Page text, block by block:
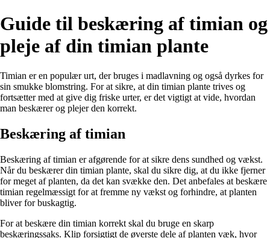
Guide til beskæring af timian og
pleje af din timian plante
Timian er en populær urt, der bruges i madlavning og også dyrkes for
sin smukke blomstring. For at sikre, at din timian plante trives og
fortsætter med at give dig friske urter, er det vigtigt at vide, hvordan
man beskærer og plejer den korrekt.
Beskæring af timian
Beskæring af timian er afgørende for at sikre dens sundhed og vækst.
Når du beskærer din timian plante, skal du sikre dig, at du ikke fjerner
for meget af planten, da det kan svække den. Det anbefales at beskære
timian regelmæssigt for at fremme ny vækst og forhindre, at planten
bliver for buskagtig.
For at beskære din timian korrekt skal du bruge en skarp
beskæringssaks. Klip forsigtigt de øverste dele af planten væk, hvor